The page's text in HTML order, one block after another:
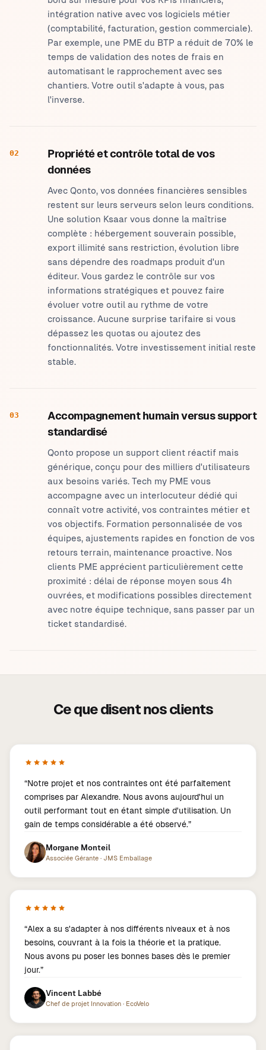
intégration native avec vos logiciels métier
(comptabilité, facturation, gestion commerciale).
Par exemple, une PME du BTP a réduit de 70% le
temps de validation des notes de frais en
automatisant le rapprochement avec ses
chantiers. Votre outil s'adapte à vous, pas
l'inverse.
02
Propriété et contrôle total de vos
données
Avec Qonto, vos données financières sensibles
restent sur leurs serveurs selon leurs conditions.
Une solution Ksaar vous donne la maîtrise
complète : hébergement souverain possible,
export illimité sans restriction, évolution libre
sans dépendre des roadmaps produit d'un
éditeur. Vous gardez le contrôle sur vos
informations stratégiques et pouvez faire
évoluer votre outil au rythme de votre
croissance. Aucune surprise tarifaire si vous
dépassez les quotas ou ajoutez des
fonctionnalités. Votre investissement initial reste
stable.
03
Accompagnement humain versus support
standardisé
Qonto propose un support client réactif mais
générique, conçu pour des milliers d'utilisateurs
aux besoins variés. Tech my PME vous
accompagne avec un interlocuteur dédié qui
connaît votre activité, vos contraintes métier et
vos objectifs. Formation personnalisée de vos
équipes, ajustements rapides en fonction de vos
retours terrain, maintenance proactive. Nos
clients PME apprécient particulièrement cette
proximité : délai de réponse moyen sous 4h
ouvrées, et modifications possibles directement
avec notre équipe technique, sans passer par un
ticket standardisé.
Ce que disent nos clients
“Notre projet et nos contraintes ont été parfaitement
comprises par Alexandre. Nous avons aujourd'hui un
outil performant tout en étant simple d'utilisation. Un
gain de temps considérable a été observé.”
Morgane Monteil
Associée Gérante · JMS Emballage
“Alex a su s'adapter à nos différents niveaux et à nos
besoins, couvrant à la fois la théorie et la pratique.
Nous avons pu poser les bonnes bases dès le premier
jour.”
Vincent Labbé
Chef de projet Innovation · EcoVelo